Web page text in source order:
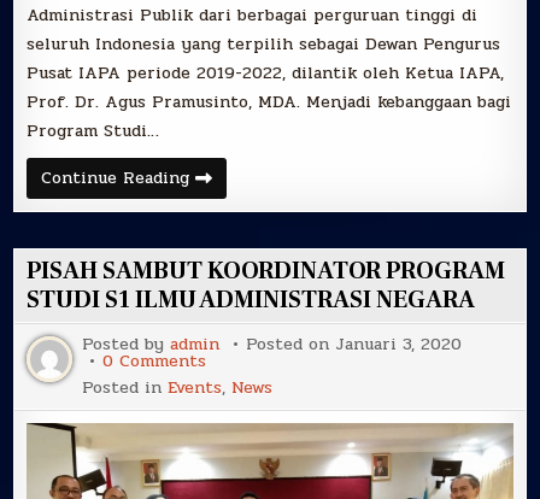
Administrasi Publik dari berbagai perguruan tinggi di
seluruh Indonesia yang terpilih sebagai Dewan Pengurus
Pusat IAPA periode 2019-2022, dilantik oleh Ketua IAPA,
Prof. Dr. Agus Pramusinto, MDA. Menjadi kebanggaan bagi
Program Studi…
Continue ReadingTerpilih
sebagai
Anggota
IAPA
Periode
2019-
2022,
Dr.
Bambang
Irawan
Dilantik
di
yogyakarta
PISAH SAMBUT KOORDINATOR PROGRAM
STUDI S1 ILMU ADMINISTRASI NEGARA
Posted byadmin Posted on Januari 3, 2020
0 Comments
PISAH
SAMBUT
KOORDINATOR
PROGRAM
STUDI
S1
ILMU
Posted inEvents, News